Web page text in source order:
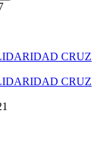
CRUZ
CRUZ